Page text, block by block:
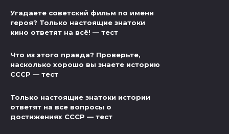
Угадаете советский фильм по имени
героя? Только настоящие знатоки
кино ответят на всё! — тест
Что из этого правда? Проверьте,
насколько хорошо вы знаете историю
СССР — тест
Только настоящие знатоки истории
ответят на все вопросы о
достижениях СССР — тест